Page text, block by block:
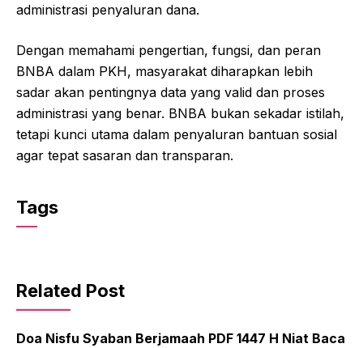
administrasi penyaluran dana.
Dengan memahami pengertian, fungsi, dan peran
BNBA dalam PKH, masyarakat diharapkan lebih
sadar akan pentingnya data yang valid dan proses
administrasi yang benar. BNBA bukan sekadar istilah,
tetapi kunci utama dalam penyaluran bantuan sosial
agar tepat sasaran dan transparan.
Tags
Related Post
Doa Nisfu Syaban Berjamaah PDF 1447 H Niat Baca